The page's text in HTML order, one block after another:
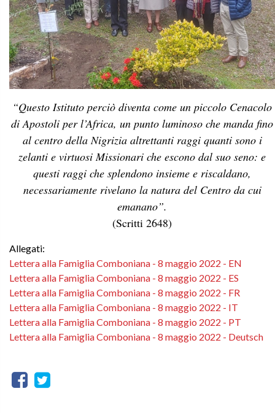
“Questo Istituto perciò diventa come un piccolo Cenacolo
di Apostoli per l’Africa, un punto luminoso che manda fino
al centro della Nigrizia altrettanti raggi quanti sono i
zelanti e virtuosi Missionari che escono dal suo seno: e
questi raggi che splendono insieme e riscaldano,
necessariamente rivelano la natura del Centro da cui
emanano”.
(Scritti 2648)
Allegati:
Lettera alla Famiglia Comboniana - 8 maggio 2022 - EN
Lettera alla Famiglia Comboniana - 8 maggio 2022 - ES
Lettera alla Famiglia Comboniana - 8 maggio 2022 - FR
Lettera alla Famiglia Comboniana - 8 maggio 2022 - IT
Lettera alla Famiglia Comboniana - 8 maggio 2022 - PT
Lettera alla Famiglia Comboniana - 8 maggio 2022 - Deutsch